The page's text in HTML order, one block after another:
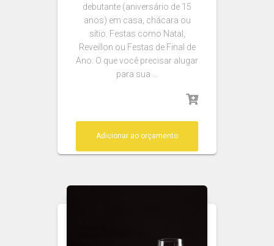
debutante (aniversário de 15
anos) em casa, chácara ou
sítio. Festas como Natal,
Reveillon ou Festas de Final de
Ano. O que você precisar alugar
para sua …
Adicionar ao orçamento